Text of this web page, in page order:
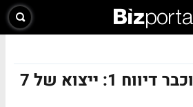
עוד הצבע טרי וכבר דיווח 1: ייצוא של 7